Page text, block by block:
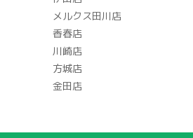
メルクス田川店
香春店
川崎店
方城店
金田店